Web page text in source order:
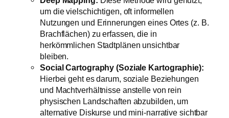
um die vielschichtigen, oft informellen
Nutzungen und Erinnerungen eines Ortes (z. B.
Brachflächen) zu erfassen, die in
herkömmlichen Stadtplänen unsichtbar
bleiben.
Social Cartography (Soziale Kartographie):
Hierbei geht es darum, soziale Beziehungen
und Machtverhältnisse anstelle von rein
physischen Landschaften abzubilden, um
alternative Diskurse und mini-narrative sichtbar